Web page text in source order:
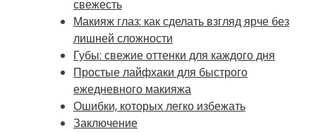
свежесть
Макияж глаз: как сделать взгляд ярче без
лишней сложности
Губы: свежие оттенки для каждого дня
Простые лайфхаки для быстрого
ежедневного макияжа
Ошибки, которых легко избежать
Заключение